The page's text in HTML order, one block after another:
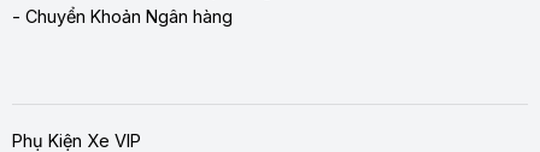
- Chuyển Khoản Ngân hàng
Phụ Kiện Xe VIP